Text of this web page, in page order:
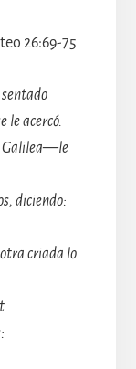
26:69-75
le acercó.
Galilea—le
diciendo:
criada lo